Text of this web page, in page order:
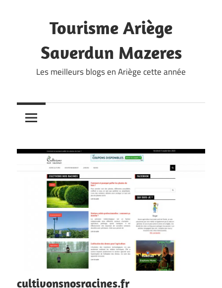
Tourisme Ariège
Saverdun Mazeres
Les meilleurs blogs en Ariège cette année
cultivonsnosracines.fr